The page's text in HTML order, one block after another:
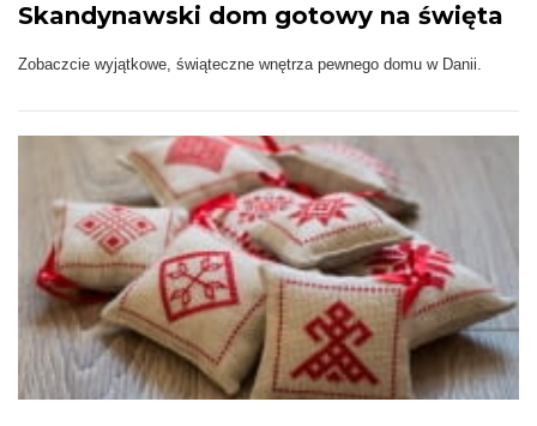
Skandynawski dom gotowy na święta
Zobaczcie wyjątkowe, świąteczne wnętrza pewnego domu w Danii.